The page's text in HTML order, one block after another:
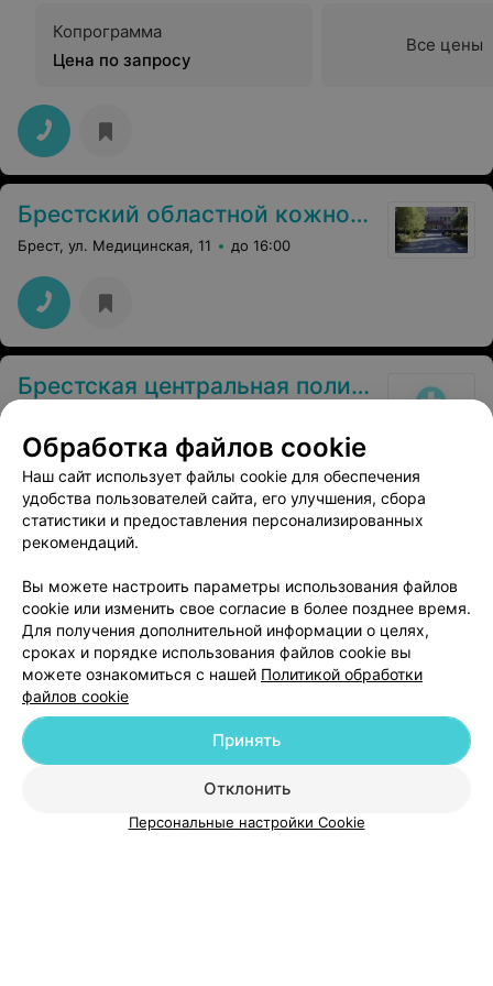
Копрограмма
Цена по запросу
Все цены
Брестский областной кожно-венерологический диспансер
Брест, ул. Медицинская, 11 до 16:00
Брестская центральная поликлиника
Копрограмма
Цена по запросу
Соскоб на
Цена по запросу
Добавить компанию
Добавить специалиста
Обработка файлов cookie
Наш сайт использует файлы cookie для обеспечения
удобства пользователей сайта, его улучшения, сбора
статистики и предоставления персонализированных
рекомендаций.
Вы можете настроить параметры использования файлов
cookie или изменить свое согласие в более позднее время.
Для получения дополнительной информации о целях,
сроках и порядке использования файлов cookie вы
можете ознакомиться с нашей Политикой обработки
файлов cookie
Отклонить
Принять
Персональные настройки Cookie